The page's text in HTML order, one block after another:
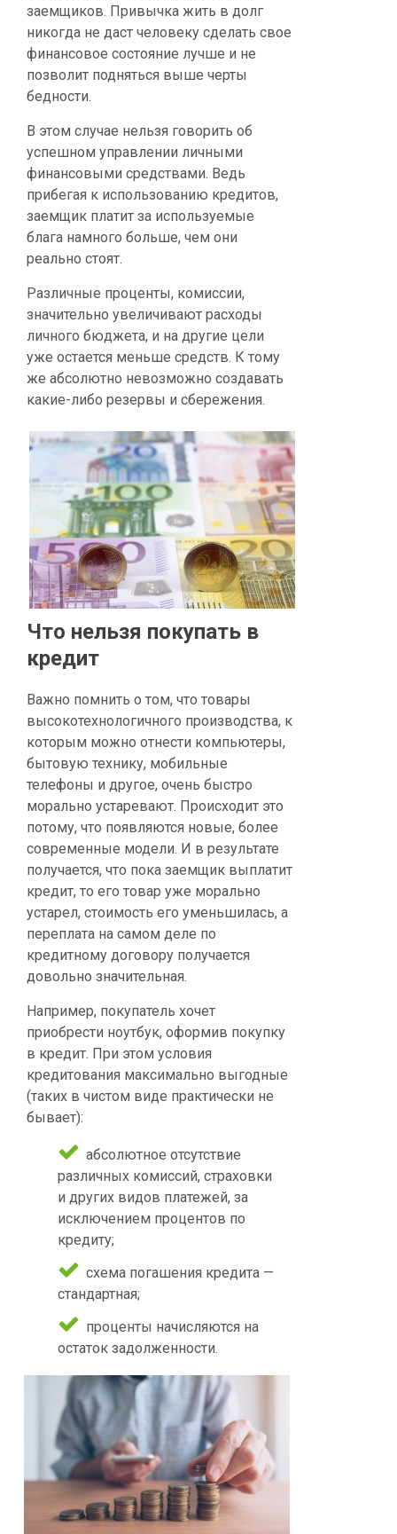
заемщиков. Привычка жить в долг
никогда не даст человеку сделать свое
финансовое состояние лучше и не
позволит подняться выше черты
бедности.
В этом случае нельзя говорить об
успешном управлении личными
финансовыми средствами. Ведь
прибегая к использованию кредитов,
заемщик платит за используемые
блага намного больше, чем они
реально стоят.
Различные проценты, комиссии,
значительно увеличивают расходы
личного бюджета, и на другие цели
уже остается меньше средств. К тому
же абсолютно невозможно создавать
какие-либо резервы и сбережения.
Что нельзя покупать в
кредит
Важно помнить о том, что товары
высокотехнологичного производства, к
которым можно отнести компьютеры,
бытовую технику, мобильные
телефоны и другое, очень быстро
морально устаревают. Происходит это
потому, что появляются новые, более
современные модели. И в результате
получается, что пока заемщик выплатит
кредит, то его товар уже морально
устарел, стоимость его уменьшилась, а
переплата на самом деле по
кредитному договору получается
довольно значительная.
Например, покупатель хочет
приобрести ноутбук, оформив покупку
в кредит. При этом условия
кредитования максимально выгодные
(таких в чистом виде практически не
бывает):
абсолютное отсутствие
различных комиссий, страховки
и других видов платежей, за
исключением процентов по
кредиту;
схема погашения кредита —
стандартная;
проценты начисляются на
остаток задолженности.